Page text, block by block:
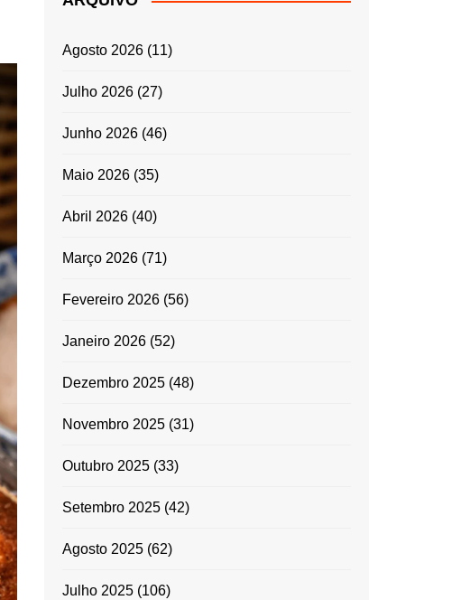
ENTRADAS E
GRATINADOS
MASSAS
TEMPEROS
MICRO-ONDAS
PORTUGUESA
Agosto 2026 (11)
Julho 2026 (27)
Junho 2026 (46)
Maio 2026 (35)
Abril 2026 (40)
Março 2026 (71)
Fevereiro 2026 (56)
Janeiro 2026 (52)
Dezembro 2025 (48)
Novembro 2025 (31)
Outubro 2025 (33)
Setembro 2025 (42)
Agosto 2025 (62)
Julho 2025 (106)